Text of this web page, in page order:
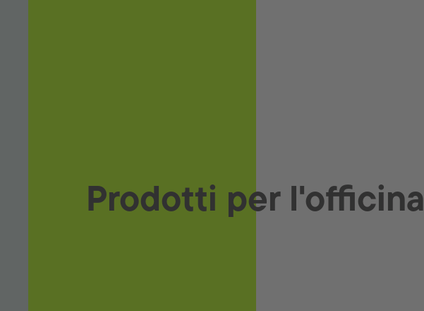
Prodotti per l'officina